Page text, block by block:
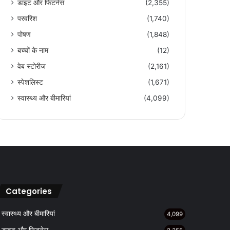
डाइट और फिटनेस
(2,355)
परवरिश
(1,740)
पोषण
(1,848)
बच्चों के नाम
(12)
वेब स्टोरीज
(2,161)
स्पेशलिस्ट
(1,671)
स्वास्थ्य और बीमारियां
(4,099)
Categories
स्वास्थ्य और बीमारियां 4,099